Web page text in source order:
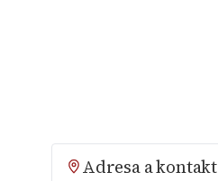
Adresa a kontakt